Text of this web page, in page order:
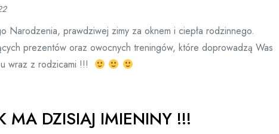
Narodzenia, prawdziwej zimy za oknem i ciepła rodzinnego.
prezentów oraz owocnych treningów, które doprowadzą Was
wraz z rodzicami !!!
MA DZISIAJ IMIENINY !!!